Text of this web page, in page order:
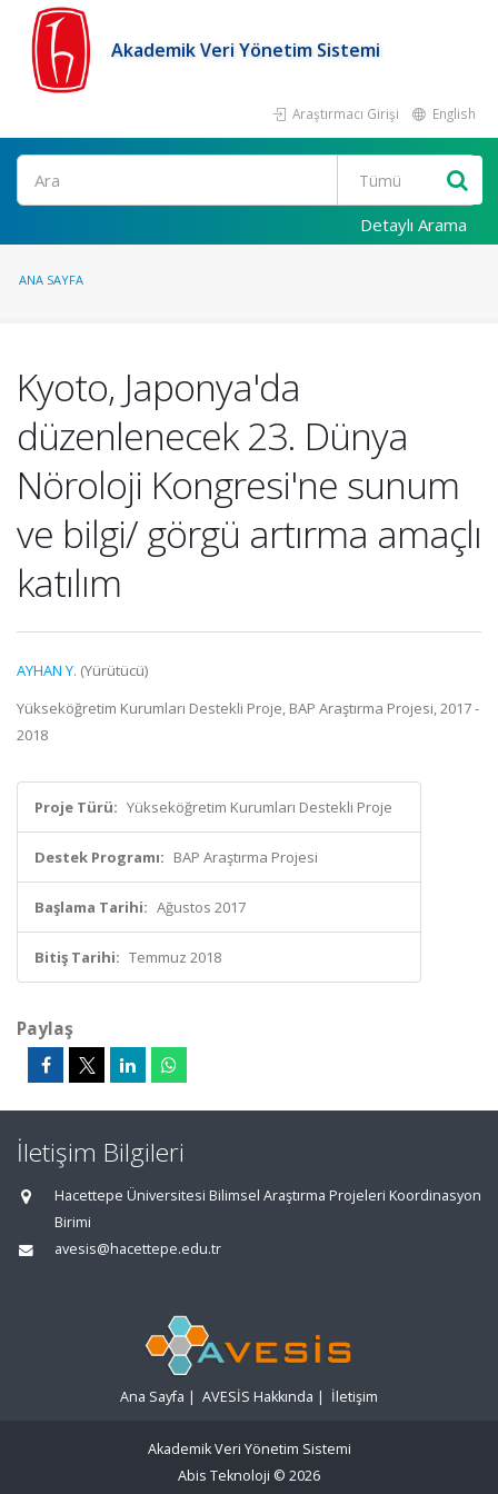
Akademik Veri Yönetim Sistemi
Araştırmacı Girişi English
Ara
Detaylı Arama
ANA SAYFA
Kyoto, Japonya'da
düzenlenecek 23. Dünya
Nöroloji Kongresi'ne sunum
ve bilgi/ görgü artırma amaçlı
katılım
AYHAN Y. (Yürütücü)
Yükseköğretim Kurumları Destekli Proje, BAP Araştırma Projesi, 2017 -
2018
Proje Türü: Yükseköğretim Kurumları Destekli Proje
Destek Programı: BAP Araştırma Projesi
Başlama Tarihi: Ağustos 2017
Bitiş Tarihi: Temmuz 2018
Paylaş
İletişim Bilgileri
Hacettepe Üniversitesi Bilimsel Araştırma Projeleri Koordinasyon
Birimi
avesis@hacettepe.edu.tr
Ana Sayfa | AVESİS Hakkında | İletişim
Akademik Veri Yönetim Sistemi
Abis Teknoloji © 2026